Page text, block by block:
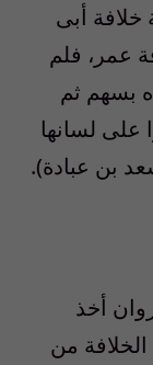
خلافة أبى
عمر، فلم
بسهم ثم
على لسانها
بن عبادة).
أخذ
الخلافة من